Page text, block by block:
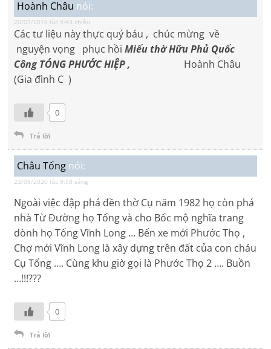
Hoành Châu nói:
20/07/2016 lúc 9:43 chiều
Các tư liệu này thực quý báu , chúc mừng về
nguyện vọng phục hồiMiếu thờ Hữu Phủ Quốc
Công TÓNG PHƯỚC HIỆP , Hoành Châu
(Gia đình C )
0
Trả lời
Châu Tống nói:
23/08/2020 lúc 9:58 sáng
Ngoài việc đập phá đền thờ Cụ năm 1982 họ còn phá
nhà Từ Đường họ Tống và cho Bốc mộ nghĩa trang
dònh họ Tống Vĩnh Long … Bến xe mới Phước Thọ ,
Chợ mới Vĩnh Long là xây dựng trên đất của con cháu
Cụ Tống …. Cùng khu giờ gọi là Phước Thọ 2 …. Buồn
…!!!???
0
Trả lời